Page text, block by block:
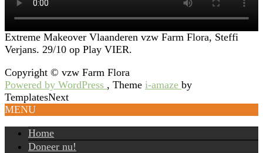
Extreme Makeover Vlaanderen vzw Farm Flora, Steffi
Verjans. 29/10 op Play VIER.
Copyright © vzw Farm Flora
Powered by WordPress , Theme i-amaze by
TemplatesNext
MENU
Home
Doneer nu!